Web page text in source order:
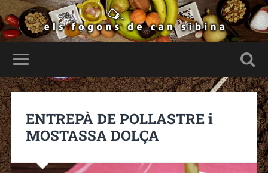
ENTREPÀ DE POLLASTRE i
MOSTASSA DOLÇA